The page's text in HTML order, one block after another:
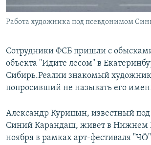
Все сайты РСЕ/РС
Работа художника под псевдонимом
Сотрудники ФСБ пришли с
объекта "Идите лесом" в
Сибирь.Реалии знакомый
попросивший не называть его
Александр Курицын, известный
Синий Карандаш, живет в Нижнем
ноября в рамках арт-фестиваля